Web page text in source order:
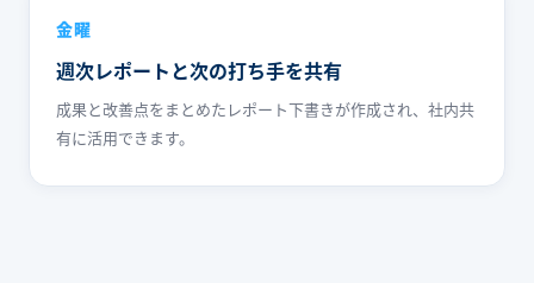
金曜
週次レポートと次の打ち手を共有
成果と改善点をまとめたレポート下書きが作成され、社内共
有に活用できます。